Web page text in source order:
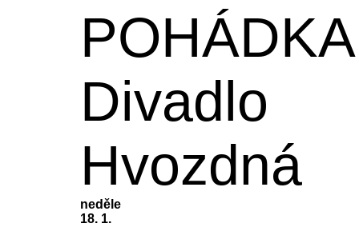
POHÁDKA
Divadlo
Hvozdná
neděle
18. 1.